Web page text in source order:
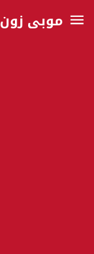
موبي زون